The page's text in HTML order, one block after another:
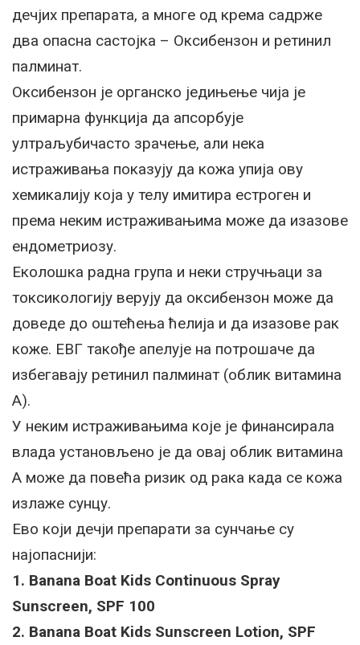
дечјих препарата, а многе од крема садрже
два опасна састојка – Оксибензон и ретинил
палминат.
Оксибензон је органско једињење чија је
примарна функција да апсорбује
ултраљубичасто зрачење, али нека
истраживања показују да кожа упија ову
хемикалију која у телу имитира естроген и
према неким истраживањима може да изазове
ендометриозу.
Еколошка радна група и неки стручњаци за
токсикологију верују да оксибензон може да
доведе до оштећења ћелија и да изазове рак
коже. ЕВГ такође апелује на потрошаче да
избегавају ретинил палминат (облик витамина
А).
У неким истраживањима које је финансирала
влада установљено је да овај облик витамина
А може да повећа ризик од рака када се кожа
излаже сунцу.
Ево који дечји препарати за сунчање су
најопаснији:
1. Banana Boat Kids Continuous Spray
Sunscreen, SPF 100
2. Banana Boat Kids Sunscreen Lotion, SPF